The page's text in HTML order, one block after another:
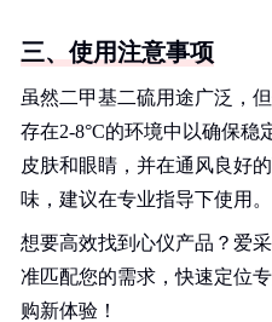
三、使用注意事项
虽然二甲基二硫用途广泛，
存在2-8°C的环境中以确保稳
皮肤和眼睛，并在通风良好
味，建议在专业指导下使用。
想要高效找到心仪产品？爱
准匹配您的需求，快速定位
购新体验！